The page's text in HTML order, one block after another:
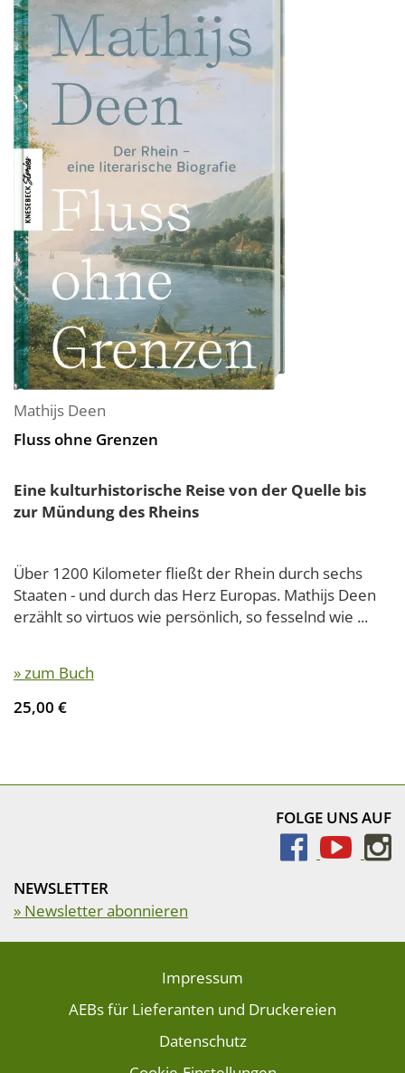
Mathijs Deen
Fluss ohne Grenzen
Eine kulturhistorische Reise von der Quelle bis
zur Mündung des Rheins
Über 1200 Kilometer fließt der Rhein durch sechs
Staaten - und durch das Herz Europas. Mathijs Deen
erzählt so virtuos wie persönlich, so fesselnd wie ...
» zum Buch
25,00 €
FOLGE UNS AUF
NEWSLETTER
» Newsletter abonnieren
Impressum
AEBs für Lieferanten und Druckereien
Datenschutz